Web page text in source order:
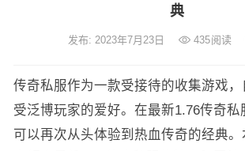
典
发布: 2023年7月23日 435阅读
传奇私服作为一款受接待的收集游戏
受泛博玩家的爱好。在最新1.76传奇私
可以再次从头体验到热血传奇的经典